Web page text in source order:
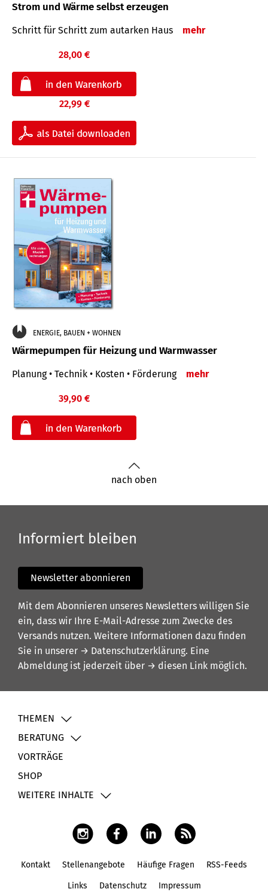
Strom und Wärme selbst erzeugen
Schritt für Schritt zum autarken Haus mehr
28,00 €
22,99 €
ENERGIE, BAUEN + WOHNEN
Wärmepumpen für Heizung und Warmwasser
Planung • Technik • Kosten • Förderung mehr
39,90 €
nach oben
Informiert bleiben
Newsletter abonnieren
Mit dem Abonnieren unseres Newsletters willigen Sie
ein, dass wir Ihre E-Mail-Adresse zum Zwecke des
Versands nutzen. Weitere Informationen dazu finden
Sie in unserer → Datenschutzerklärung. Eine
Abmeldung ist jederzeit über → diesen Link möglich.
THEMEN
BERATUNG
VORTRÄGE
SHOP
WEITERE INHALTE
Kontakt Stellenangebote Häufige Fragen RSS-Feeds
Links Datenschutz Impressum